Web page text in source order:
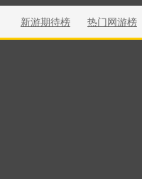
新游期待榜 热门网游榜